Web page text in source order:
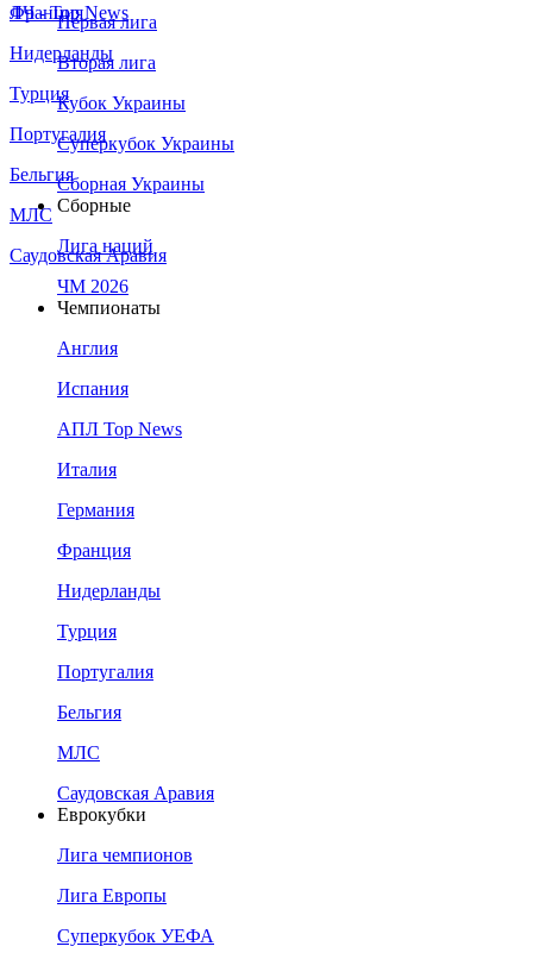
Франция
Нидерланды
Турция
Португалия
Бельгия
МЛС
Саудовская Аравия
ЛЧ - Top News
Первая лига
Вторая лига
Кубок Украины
Суперкубок Украины
Сборная Украины
Сборные
Лига наций
ЧМ 2026
Чемпионаты
Англия
Испания
АПЛ Top News
Италия
Германия
Франция
Нидерланды
Турция
Португалия
Бельгия
МЛС
Саудовская Аравия
Еврокубки
Лига чемпионов
Лига Европы
Суперкубок УЕФА